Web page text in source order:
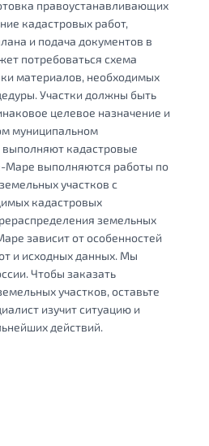
правоустанавливающих
кадастровых работ,
и подача документов в
потребоваться схема
материалов, необходимых
Участки должны быть
целевое назначение и
муниципальном
кадастровые
Маре выполняются работы по
участков с
кадастровых
земельных
зависит от особенностей
и исходных данных. Мы
Чтобы заказать
участков, оставьте
изучит ситуацию и
действий.